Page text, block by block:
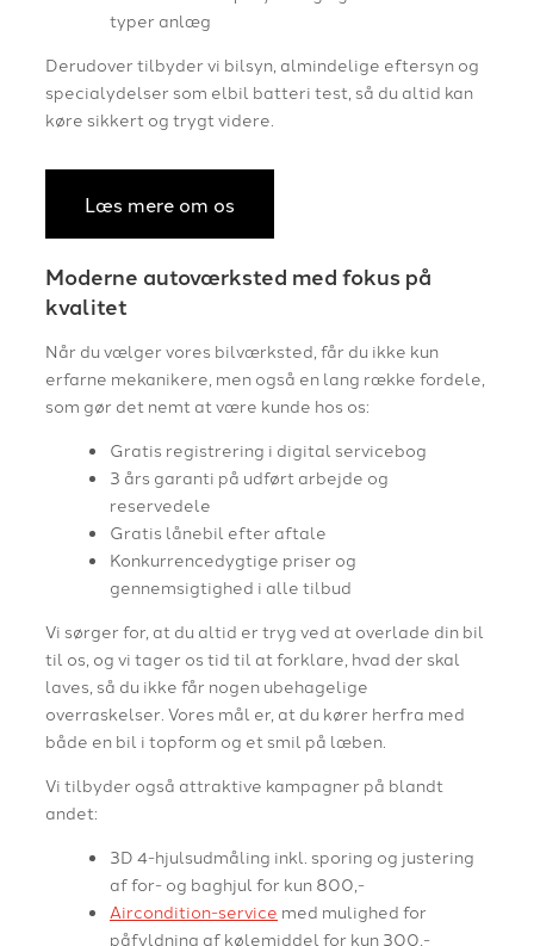
typer anlæg
Derudover tilbyder vi bilsyn, almindelige eftersyn og
specialydelser som elbil batteri test, så du altid kan
køre sikkert og trygt videre.
Læs mere om os
Moderne autoværksted med fokus på
kvalitet
Når du vælger vores bilværksted, får du ikke kun
erfarne mekanikere, men også en lang række fordele,
som gør det nemt at være kunde hos os:
Gratis registrering i digital servicebog
3 års garanti på udført arbejde og
reservedele
Gratis lånebil efter aftale
Konkurrencedygtige priser og
gennemsigtighed i alle tilbud
Vi sørger for, at du altid er tryg ved at overlade din bil
til os, og vi tager os tid til at forklare, hvad der skal
laves, så du ikke får nogen ubehagelige
overraskelser. Vores mål er, at du kører herfra med
både en bil i topform og et smil på læben.
Vi tilbyder også attraktive kampagner på blandt
andet:
3D 4-hjulsudmåling inkl. sporing og justering
af for- og baghjul for kun 800,-
Aircondition-service med mulighed for
påfyldning af kølemiddel for kun 300,-